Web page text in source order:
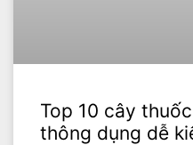
Top 10 cây
thông dụng dễ